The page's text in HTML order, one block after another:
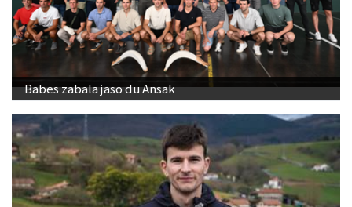
Babes zabala jaso du Ansak